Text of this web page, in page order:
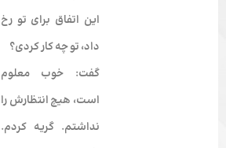
این اتفاق برای تو رخ
داد، تو چه کار کردی؟
گفت: خوب معلوم
است، هیچ انتظارش را
نداشتم. گریه کردم.